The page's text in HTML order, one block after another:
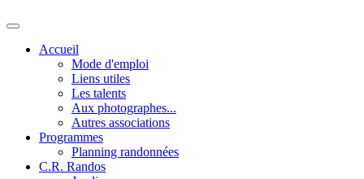
Accueil
Mode d'emploi
Liens utiles
Les talents
Aux photographes...
Autres associations
Programmes
Planning randonnées
C.R. Randos